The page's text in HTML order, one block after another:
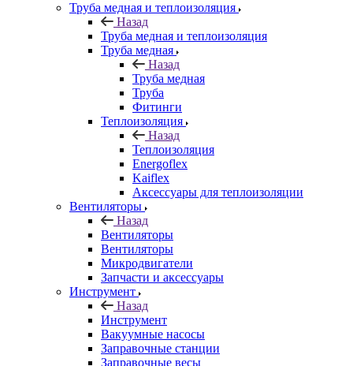
Труба медная и теплоизоляция
Назад
Труба медная и теплоизоляция
Труба медная
Назад
Труба медная
Труба
Фитинги
Теплоизоляция
Назад
Теплоизоляция
Energoflex
Kaiflex
Аксессуары для теплоизоляции
Вентиляторы
Назад
Вентиляторы
Вентиляторы
Микродвигатели
Запчасти и аксессуары
Инструмент
Назад
Инструмент
Вакуумные насосы
Заправочные станции
Заправочные весы